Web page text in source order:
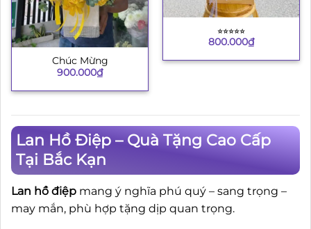
Chúc Mừng
900.000₫
⭐︎⭐︎⭐︎⭐︎⭐︎
800.000₫
Lan Hồ Điệp – Quà Tặng Cao Cấp
Tại Bắc Kạn
Lan hồ điệp mang ý nghĩa phú quý – sang trọng –
may mắn, phù hợp tặng dịp quan trọng.